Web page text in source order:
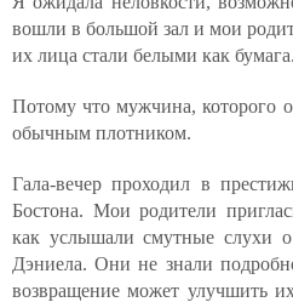
вошли в большой зал и мои
их лица стали белыми как бумага.
Потому что мужчина, которого
обычным плотником.
Гала-вечер проходил в
Бостона. Мои родители
как услышали смутные слухи
Дэниела. Они не знали
возвращение может улучшить